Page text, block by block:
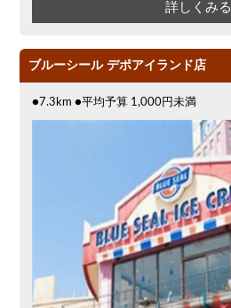
詳しくみる
ブルーシール デポアイランド店
●7.3km ●平均予算 1,000円未満